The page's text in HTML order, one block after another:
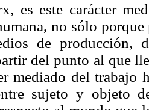
es este carácter
no sólo
de producción,
del punto al que
mediado del trabajo
sujeto y objeto